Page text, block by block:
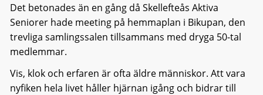
Det betonades än en gång då Skellefteås Aktiva
Seniorer hade meeting på hemmaplan i Bikupan, den
trevliga samlingssalen tillsammans med dryga 50-tal
medlemmar.
Vis, klok och erfaren är ofta äldre människor. Att vara
nyfiken hela livet håller hjärnan igång och bidrar till